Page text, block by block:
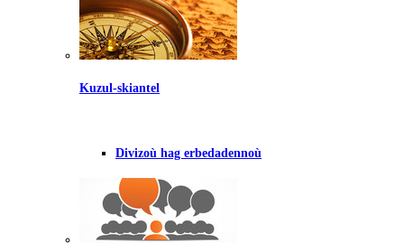
Kuzul-skiantel
Divizoù hag erbedadennoù